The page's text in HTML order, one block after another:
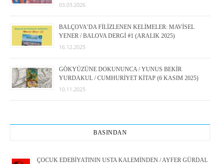
03.03.2026
BALÇOVA’DA FİLİZLENEN KELİMELER: MAVİSEL
YENER / BALOVA DERGİ #1 (ARALIK 2025)
16.12.2025
GÖKYÜZÜNE DOKUNUNCA / YUNUS BEKİR
YURDAKUL / CUMHURİYET KİTAP (6 KASIM 2025)
10.11.2025
BASINDAN
ÇOCUK EDEBİYATININ USTA KALEMİNDEN / AYFER GÜRDAL